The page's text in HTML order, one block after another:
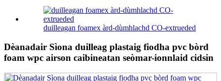
duilleagan foamex àrd-dùmhlachd CO-extrueded
Dèanadair Sìona duilleag plastaig fiodha pvc bòrd
foam wpc airson caibineatan seòmar-ionnlaid cidsin